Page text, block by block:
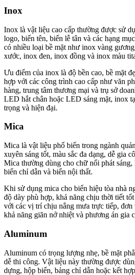
Inox
Inox là vật liệu cao cấp thường được sử
logo, biển tên, biển lễ tân và các hạng
có nhiều loại bề mặt như inox vàng
xước, inox đen, inox đồng và inox màu
Ưu điểm của inox là độ bền cao, bề mặt
hợp với các công trình cao cấp như văn
hàng, trung tâm thương mại và trụ sở
LED hắt chân hoặc LED sáng mặt, inox
trọng và hiện đại.
Mica
Mica là vật liệu phổ biến trong ngành
xuyên sáng tốt, màu sắc đa dạng, dễ gia
Mica thường dùng cho chữ nổi phát sáng,
biển chỉ dẫn và biển nội thất.
Khi sử dụng mica cho biển hiệu tòa nhà
độ dày phù hợp, khả năng chịu thời tiết
với các vị trí chịu nắng mưa trực tiếp, đơn
khả năng giãn nở nhiệt và phương án gia
Aluminum
Aluminum có trọng lượng nhẹ, bề mặt
dễ thi công. Vật liệu này thường được
dựng, hộp biển, bảng chỉ dẫn hoặc kết